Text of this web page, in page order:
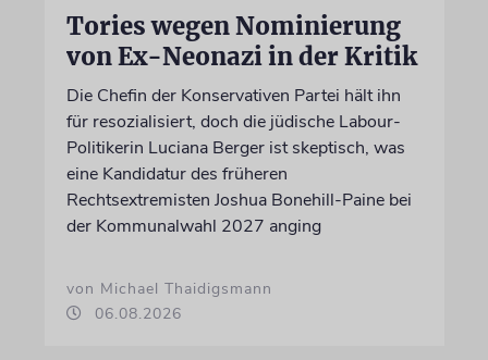
Tories wegen Nominierung
von Ex-Neonazi in der Kritik
Die Chefin der Konservativen Partei hält ihn
für resozialisiert, doch die jüdische Labour-
Politikerin Luciana Berger ist skeptisch, was
eine Kandidatur des früheren
Rechtsextremisten Joshua Bonehill-Paine bei
der Kommunalwahl 2027 anging
von Michael Thaidigsmann
06.08.2026